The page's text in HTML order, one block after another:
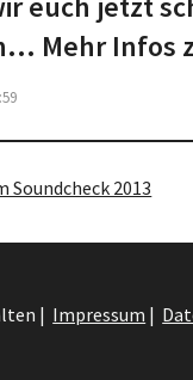
Mehr Infos
Soundcheck 2013
| Impressum |